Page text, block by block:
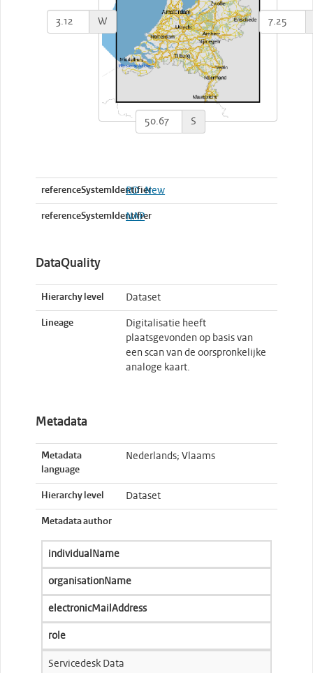
S
W
referenceSystemIdentifier
RD_New
referenceSystemIdentifier
NAP
DataQuality
Hierarchy level Dataset
Lineage
Digitalisatie heeft
plaatsgevonden op basis van
een scan van de oorspronkelijke
analoge kaart.
Metadata
Metadata
language
Nederlands; Vlaams
Hierarchy level Dataset
Metadata author
individualName
organisationName
electronicMailAddress
role
Servicedesk Data